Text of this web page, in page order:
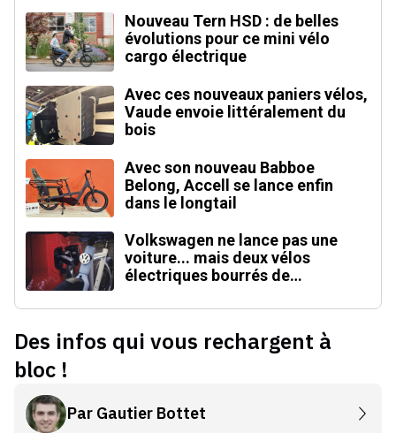
Nouveau Tern HSD : de belles
évolutions pour ce mini vélo
cargo électrique
Avec ces nouveaux paniers vélos,
Vaude envoie littéralement du
bois
Avec son nouveau Babboe
Belong, Accell se lance enfin
dans le longtail
Volkswagen ne lance pas une
voiture... mais deux vélos
électriques bourrés de
Des infos qui vous rechargent à
bloc !
Par Gautier Bottet